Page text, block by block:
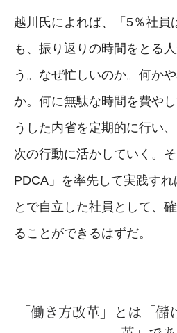
越川氏によれば、「5％社員
も、振り返りの時間をとる
う。なぜ忙しいのか。何か
か。何に無駄な時間を費や
うした内省を定期的に行い
次の行動に活かしていく。
PDCA」を率先して実践す
とで自立した社員として、
ることができるはずだ。
「働き方改革」とは「